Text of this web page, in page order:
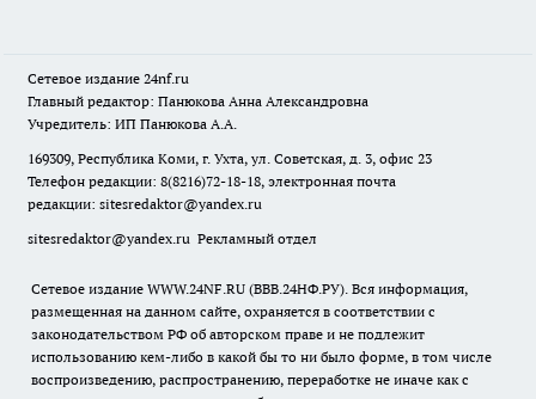
Сетевое издание 24nf.ru
Главный редактор: Панюкова Анна Александровна
Учредитель: ИП Панюкова А.А.
169309, Республика Коми, г. Ухта, ул. Советская, д. 3, офис 23
Телефон редакции: 8(8216)72-18-18, электронная почта
редакции: sitesredaktor@yandex.ru
sitesredaktor@yandex.ru Рекламный отдел
Сетевое издание WWW.24NF.RU (ВВВ.24НФ.РУ). Вся информация,
размещенная на данном сайте, охраняется в соответствии с
законодательством РФ об авторском праве и не подлежит
использованию кем-либо в какой бы то ни было форме, в том числе
воспроизведению, распространению, переработке не иначе как с